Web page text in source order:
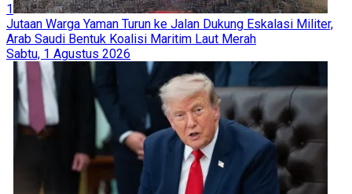
1
Jutaan Warga Yaman Turun ke Jalan Dukung Eskalasi Militer,
Arab Saudi Bentuk Koalisi Maritim Laut Merah
Sabtu, 1 Agustus 2026